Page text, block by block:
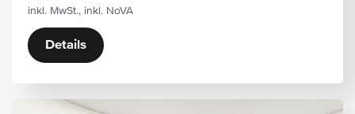
inkl. MwSt., inkl. NoVA
Details